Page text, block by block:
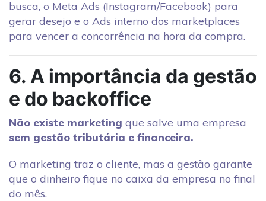
busca, o Meta Ads (Instagram/Facebook) para
gerar desejo e o Ads interno dos marketplaces
para vencer a concorrência na hora da compra.
6. A importância da gestão
e do backoffice
Não existe marketing que salve uma empresa
sem gestão tributária e financeira.
O marketing traz o cliente, mas a gestão garante
que o dinheiro fique no caixa da empresa no final
do mês.